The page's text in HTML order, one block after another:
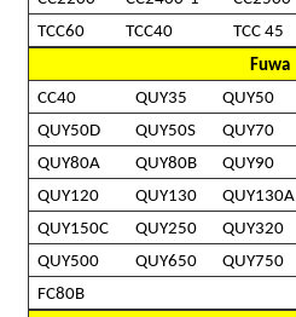
TCC60
TCC40
TCC 45
Fuwa
CC40
QUY35 QUY50
QUY50D
QUY50S QUY70
QUY80A
QUY80B QUY90
QUY120
QUY130 QUY130A
QUY150C
QUY250 QUY320
QUY500
QUY650 QUY750
FC80B